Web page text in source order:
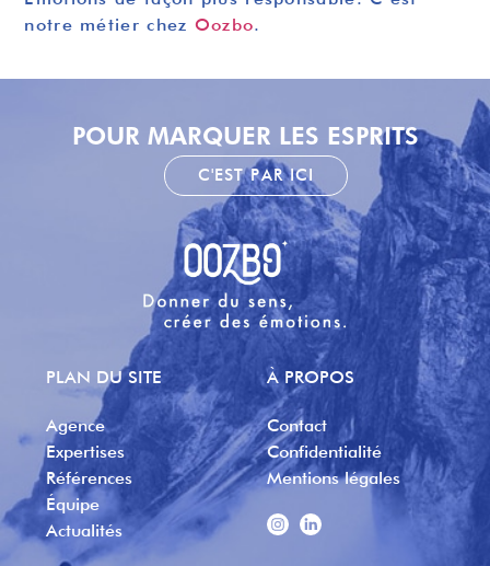
notre métier chez Oozbo.
POUR MARQUER LES ESPRITS
C'EST PAR ICI
PLAN DU SITE
Agence
Expertises
Références
Équipe
Actualités
À PROPOS
Contact
Confidentialité
Mentions légales